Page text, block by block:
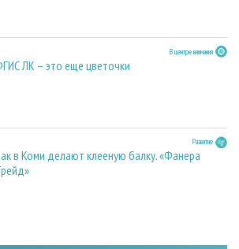
В центре внимания
ЛК – это еще цветочки
Развитие
в Коми делают клееную балку. «Фанера